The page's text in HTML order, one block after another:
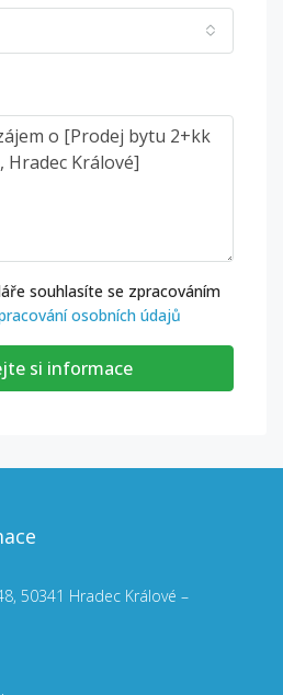
souhlasíte se zpracováním
osobních údajů
si informace
50341 Hradec Králové –